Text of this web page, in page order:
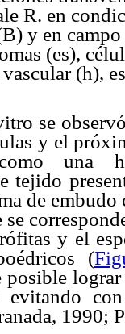
R. en
y en
(es),
(h),
se
y el
como una
tejido
de
y el
(
evitando
1990;